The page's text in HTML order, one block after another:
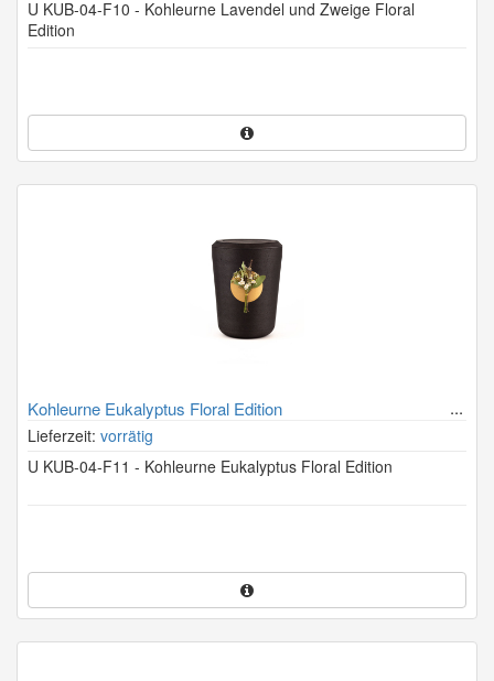
U KUB-04-F10 - Kohleurne Lavendel und Zweige Floral
Edition
Kohleurne Eukalyptus Floral Edition
Lieferzeit: vorrätig
U KUB-04-F11 - Kohleurne Eukalyptus Floral Edition